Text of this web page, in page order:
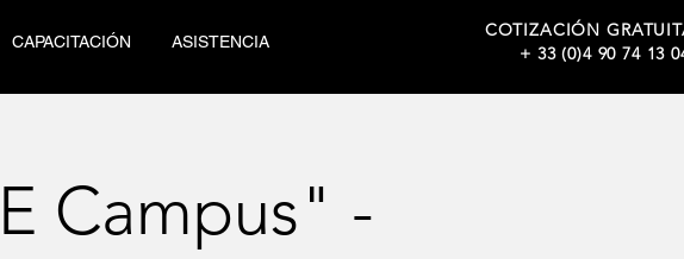
CAPACITACIÓN ASISTENCIA
COTIZACIÓN
+ 33 (0)4 90 74 13
Campus" -